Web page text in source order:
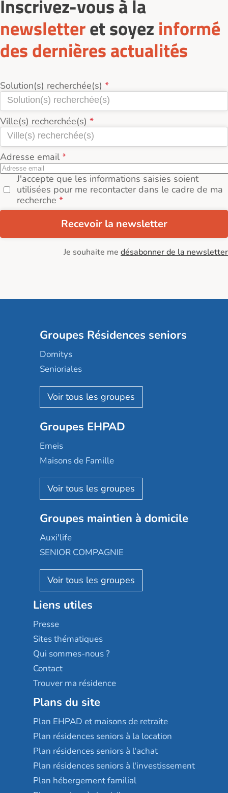
Inscrivez-vous à la
newsletteret soyez informé
des dernières actualités
Solution(s) recherchée(s)
Ville(s) recherchée(s)
Adresse email
J'accepte que les informations saisies soient
utilisées pour me recontacter dans le cadre de ma
recherche
Recevoir la newsletter
Je souhaite me désabonner de la newsletter
Groupes Résidences seniors
Domitys
Senioriales
Nohée
Les Résidentiels
Mobicap
Domusvi
Happy Senior
Aquarelia
Nexity edenea
Les jardins d'Arcadie
Occitalia
Appartseniors
Reseda
Stella management
Les villages d'or
Sérénys
Résidences services Villa Médicis
Groupes EHPAD
Emeis
Maisons de Famille
Korian
Emera
Groupe SOS
Le Noble Âge
Almage
Résidalya
Groupe aplus
Groupes maintien à domicile
Auxi'life
SENIOR COMPAGNIE
AGE D'OR Services
Liens utiles
Presse
Sites thématiques
Qui sommes-nous ?
Contact
Trouver ma résidence
Plans du site
Plan EHPAD et maisons de retraite
Plan résidences seniors à la location
Plan résidences seniors à l'achat
Plan résidences seniors à l'investissement
Plan hébergement familial